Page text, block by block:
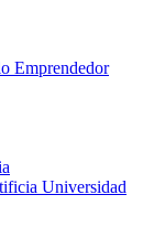
Emprendedor
Universidad